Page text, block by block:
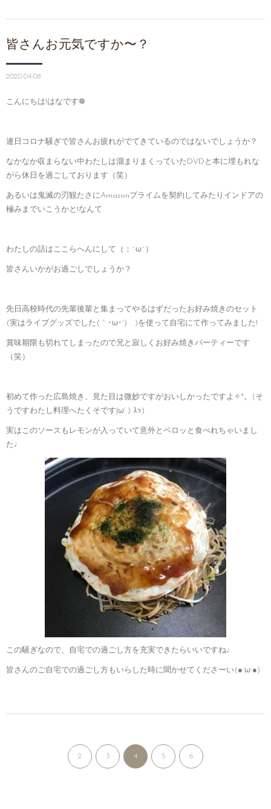
皆さんお元気ですか〜？
2020-04-08
こんにちは!はなです❁︎
連日コロナ騒ぎで皆さんお疲れがでてきているのではないでしょうか？
なかなか収まらない中わたしは溜まりまくっていたDVDと本に埋もれな
がら休日を過ごしております（笑）
あるいは鬼滅の刃観たさにAmazonプライムを契約してみたりインドアの
極みまでいこうかと!なんて
わたしの話はここらへんにして（；^ω^）
皆さんいかがお過ごしでしょうか？
先日高校時代の先輩後輩と集まってやるはずだったお好み焼きのセット
(実はライブグッズでした(｀･ω･´)ゞ)を使って自宅にて作ってみました!
賞味期限も切れてしまったので兄と寂しくお好み焼きパーティーです
（笑）
初めて作った広島焼き、見た目は微妙ですがおいしかったですよ✧*。(そ
うですわたし料理へたくそです|ω’ ) ｽｯ)
実はこのソースもレモンが入っていて意外とペロッと食べれちゃいまし
た♩
この騒ぎなので、自宅での過ごし方を充実できたらいいですね♩
皆さんのご自宅での過ごし方もいらした時に聞かせてくださーい(●´ω`●)
2 3 4 5 6